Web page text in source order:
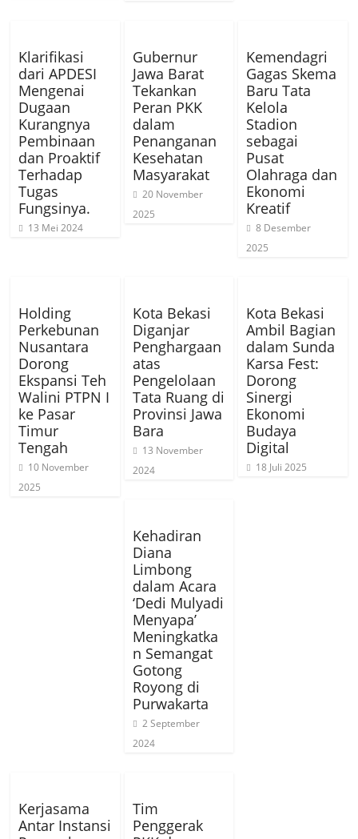
Klarifikasi
dari APDESI
Mengenai
Dugaan
Kurangnya
Pembinaan
dan Proaktif
Terhadap
Tugas
Fungsinya.
13 Mei 2024
Gubernur
Jawa Barat
Tekankan
Peran PKK
dalam
Penanganan
Kesehatan
Masyarakat
20 November
2025
Kemendagri
Gagas Skema
Baru Tata
Kelola
Stadion
sebagai
Pusat
Olahraga dan
Ekonomi
Kreatif
8 Desember
2025
Holding
Perkebunan
Nusantara
Dorong
Ekspansi Teh
Walini PTPN I
ke Pasar
Timur
Tengah
10 November
2025
Kota Bekasi
Diganjar
Penghargaan
atas
Pengelolaan
Tata Ruang di
Provinsi Jawa
Bara
13 November
2024
Kota Bekasi
Ambil Bagian
dalam Sunda
Karsa Fest:
Dorong
Sinergi
Ekonomi
Budaya
Digital
18 Juli 2025
Kehadiran
Diana
Limbong
dalam Acara
‘Dedi Mulyadi
Menyapa’
Meningkatka
n Semangat
Gotong
Royong di
Purwakarta
2 September
2024
Kerjasama
Antar Instansi
Tim
Penggerak